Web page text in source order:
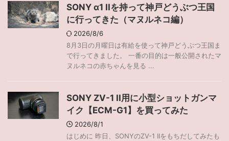
SONY α1 IIを持って神戸どうぶつ王国
に行ってきた（マヌルネコ編）
2026/8/6
8月3日の月曜日は有給を使って神戸どうぶつ王国ま
で行ってきました。 一番の目的は一般公開されたマ
ヌルネコの赤ちゃんを見る ...
SONY ZV-1 II用に小型ショットガンマ
イク【ECM-G1】を買ってみた
2026/8/1
はじめに 昨日、SONYのZV-1 IIをもちだしてみたも